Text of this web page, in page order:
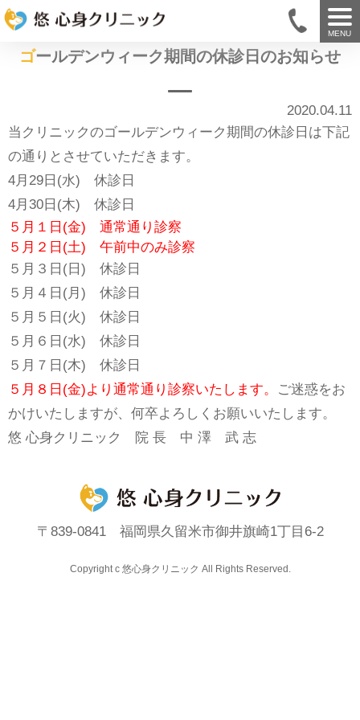
MENU
ゴールデンウィーク期間の休診日のお知らせ
2020.04.11
当クリニックのゴールデンウィーク期間の休診日は下記
の通りとさせていただきます。
4月29日(水) 休診日
4月30日(木) 休診日
５月１日(金) 通常通り診察
５月２日(土) 午前中のみ診察
５月３日(日) 休診日
５月４日(月) 休診日
５月５日(火) 休診日
５月６日(水) 休診日
５月７日(木) 休診日
５月８日(金)より通常通り診察いたします。
ご迷惑をお
かけいたしますが、何卒よろしくお願いいたします。
悠 心身クリニック 院 長 中 澤 武 志
〒839-0841 福岡県久留米市御井旗崎1丁目6-2
Copyright c 悠心身クリニック All Rights Reserved.